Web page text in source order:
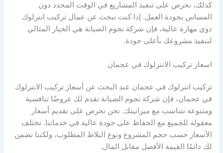
كذلك، نحرص على تنفيذ المشاريع في الوقت المحدد دون
المساس بجودة العمل. إذا كنت تبحث عن عمال تركيب انترلوك
ذوي مهارة عالية، فإن شركة نجوم الصيانة هي الخيار المثالي
لتنفيذ مشروعك بأعلى جودة.
اسعار تركيب الانترلوك في عجمان
تركيب انترلوك في عجمان عند البحث عن أسعار تركيب الانترلوك
في عجمان، فإن شركة نجوم الصيانة تقدم لك عروضًا تنافسية
ومتنوعة تتناسب مع ميزانيتك. نحن نحرص على تقديم أسعار
معقولة للجميع مع الحفاظ على جودة عالية في خدماتنا. تختلف
الأسعار حسب حجم المشروع ونوع البلاط المطلوب، ولكننا نضمن
لك دائمًا القيمة الأفضل مقابل المال.